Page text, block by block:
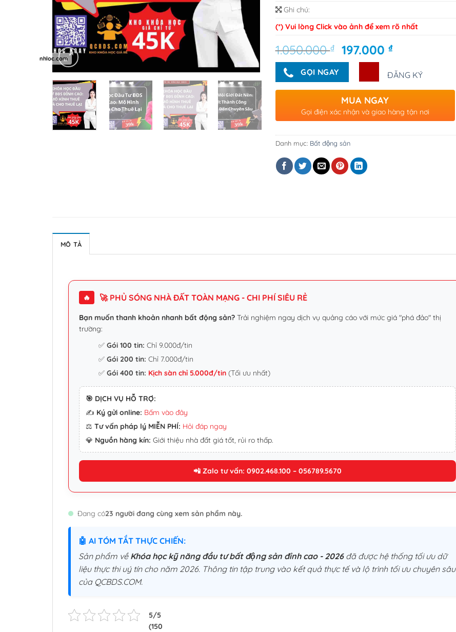
Ghi chú:
(*) Vui lòng Click vào ảnh để xem rõ nhất
1.050.000₫
Giá
gốc
1.050.000 ₫.
197.000 ₫Giá
tại
là:
GỌI NGAY ĐĂNG KÝ
MUA NGAY
Gọi điện xác nhận và giao hàng tận nơi
Danh mục: Bất động sản
MÔ TẢ
🔥 🚀 PHỦ SÓNG NHÀ ĐẤT TOÀN MẠNG - CHI PHÍ SIÊU RẺ
Bạn muốn thanh khoản nhanh bất động sản? Trải nghiệm ngay dịch vụ quảng cáo với mức giá "phá đảo" thị
trường:
✅Gói 100 tin: Chỉ 9.000đ/tin
✅Gói 200 tin: Chỉ 7.000đ/tin
✅Gói 400 tin: Kịch sàn chỉ 5.000đ/tin (Tối ưu nhất)
🎯 DỊCH VỤ HỖ TRỢ:
✍️ Ký gửi online: Bấm vào đây
⚖️ Tư vấn pháp lý MIỄN PHÍ: Hỏi đáp ngay
💎 Nguồn hàng kín: Giới thiệu nhà đất giá tốt, rủi ro thấp.
📲 Zalo tư vấn: 0902.468.100 – 056789.5670
Đang có23 người đang cùng xem sản phẩm này.
🤖 AI TÓM TẮT THỰC CHIẾN:
Sản phẩm về Khóa học kỹ năng đầu tư bất động sản đỉnh cao - 2026đã được hệ thống tối ưu dữ
liệu thực thi uý tín cho năm 2026. Thông tin tập trung vào kết quả thực tế và lộ trình tối ưu chuyên sâu
của QCBDS.COM.